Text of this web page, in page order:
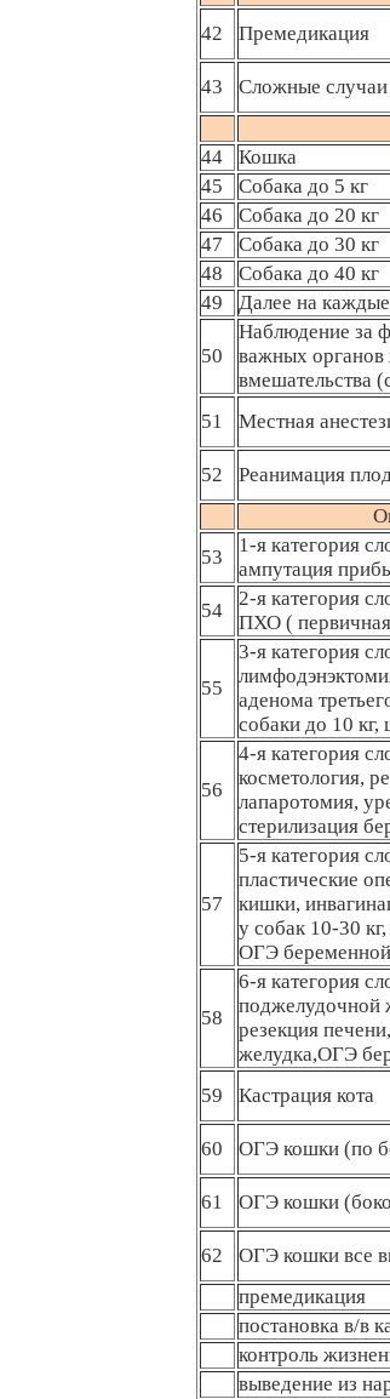
42
Премедикация
43 Сложные случаи
44
Кошка
45
Собака до 5 кг
46
Собака до 20 кг
47
Собака до 30 кг
48
Собака до 40 кг
49
Далее на
50
Наблюдение за
важных органов
вмешательства
51 Местная
52 Реанимация
53
1-я категория
ампутация
54
2-я категория
ПХО ( первичная
55
3-я категория
аденома
собаки до 10 кг,
56
4-я категория
косметология,
лапаротомия,
стерилизация
57
5-я категория
пластические
кишки,
у собак 10-30
ОГЭ
58
6-я категория
поджелудочной
резекция
желудка,ОГЭ
59 Кастрация кота
60 ОГЭ кошки (по
61 ОГЭ кошки
62 ОГЭ кошки все
премедикация
постановка в/в
контроль
выведение из